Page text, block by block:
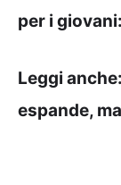
per i
Leggi anche:
espande,